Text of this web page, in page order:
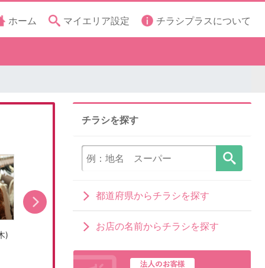
ホーム マイエリア設定 チラシプラスについて
) 売出し期間:7/31(金)〜8/16(日)
チラシを探す
都道府県からチラシを探す
お店の名前からチラシを探す